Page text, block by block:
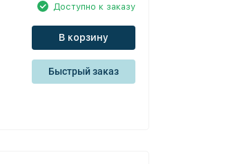
Доступно к заказу
В корзину
Быстрый заказ